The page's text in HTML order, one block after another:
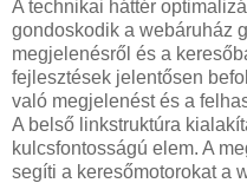
A technikai háttér
gondoskodik a webáruház
megjelenésről és a
fejlesztések jelentősen
való megjelenést és a
A belső linkstruktúra
kulcsfontosságú elem. A
segíti a keresőmotorokat a